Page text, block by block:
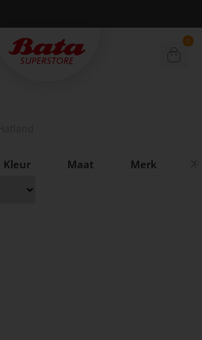
Klarna 0
Kleur Maat Merk